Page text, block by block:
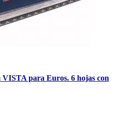
para Euros. 6 hojas con